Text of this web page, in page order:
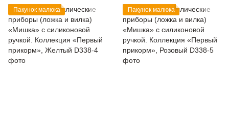
Пакунок малюка Пакунок малюка